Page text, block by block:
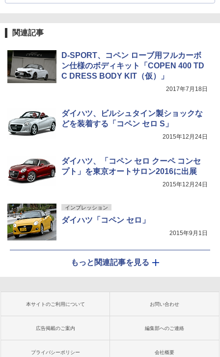
関連記事
D-SPORT、コペン ローブ用フルカーボ
ン仕様のボディキット「COPEN 400 TD
C DRESS BODY KIT（仮）」
2017年7月18日
ダイハツ、ビルシュタイン製ショックな
どを装着する「コペン セロ S」
2015年12月24日
ダイハツ、「コペン セロ クーペ コンセ
プト」を東京オートサロン2016に出展
2015年12月24日
インプレッション
ダイハツ「コペン セロ」
2015年9月1日
もっと関連記事を見る
本サイトのご利用について お問い合わせ
広告掲載のご案内 編集部へのご連絡
プライバシーポリシー 会社概要